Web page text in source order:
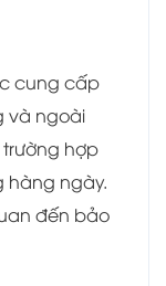
cung cấp
và ngoài
hợp
hàng ngày.
đến bảo